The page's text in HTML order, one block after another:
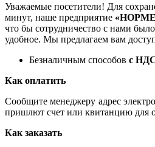
Уважаемые посетители! Для
минут, наше предприятие
что бы сотрудничество с нами
удобное. Мы предлагаем вам
Безналичным способов с
Как оплатить
Сообщите менеджеру адрес
пришлют счет или квитанцию для
Как заказать